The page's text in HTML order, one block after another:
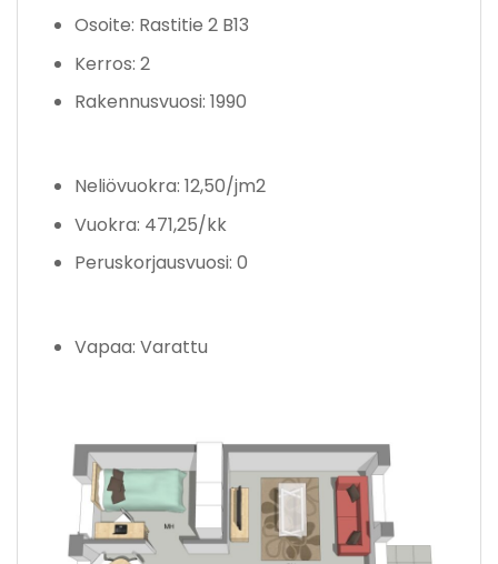
Osoite: Rastitie 2 B13
Kerros: 2
Rakennusvuosi: 1990
Neliövuokra: 12,50/jm2
Vuokra: 471,25/kk
Peruskorjausvuosi: 0
Vapaa: Varattu